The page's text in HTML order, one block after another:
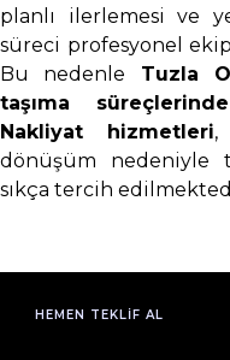
planlı ilerlemesi ve
süreci profesyonel
Bu nedenle Tuzla
taşıma
Nakliyat hizmetleri,
dönüşüm nedeniyle
sıkça tercih
HEMEN TEKLIF AL